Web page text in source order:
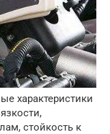
характеристики
стойкость к